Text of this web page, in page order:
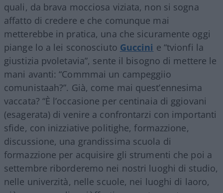
quali, da brava mocciosa viziata, non si sogna
affatto di credere e che comunque mai
metterebbe in pratica, una che sicuramente oggi
piange lo a lei sconosciuto Guccini e “tvionfi la
giustizia pvoletavia”, sente il bisogno di mettere le
mani avanti: “Commmai un campeggiio
comunistaah?”. Già, come mai quest’ennesima
vaccata? “È l’occasione per centinaia di ggiovani
(esagerata) di venire a confrontarzi con importanti
sfide, con inizziative politighe, formazzione,
discussione, una grandissima scuola di
formazzione per acquisire gli strumenti che poi a
settembre riborderemo nei nostri luoghi di studio,
nelle univerzità, nelle scuole, nei luoghi di laoro,